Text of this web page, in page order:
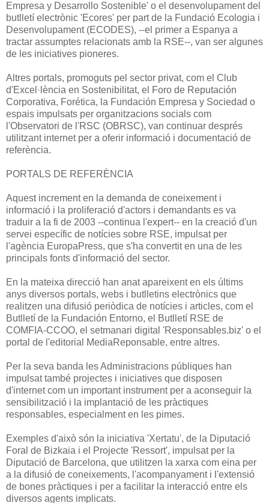
Empresa y Desarrollo Sostenible' o el desenvolupament del
butlletí electrònic 'Ecores' per part de la Fundació Ecologia i
Desenvolupament (ECODES), --el primer a Espanya a
tractar assumptes relacionats amb la RSE--, van ser algunes
de les iniciatives pioneres.
Altres portals, promoguts pel sector privat, com el Club
d'Excel·lència en Sostenibilitat, el Foro de Reputación
Corporativa, Forética, la Fundación Empresa y Sociedad o
espais impulsats per organitzacions socials com
l'Observatori de l'RSC (OBRSC), van continuar després
utilitzant internet per a oferir informació i documentació de
referència.
PORTALS DE REFERÈNCIA
Aquest increment en la demanda de coneixement i
informació i la proliferació d'actors i demandants es va
traduir a la fi de 2003 --continua l'expert-- en la creació d'un
servei específic de notícies sobre RSE, impulsat per
l'agència EuropaPress, que s'ha convertit en una de les
principals fonts d'informació del sector.
En la mateixa direcció han anat apareixent en els últims
anys diversos portals, webs i butlletins electrònics que
realitzen una difusió periòdica de notícies i articles, com el
Butlletí de la Fundación Entorno, el Butlletí RSE de
COMFIA-CCOO, el setmanari digital 'Responsables.biz' o el
portal de l'editorial MediaReponsable, entre altres.
Per la seva banda les Administracions públiques han
impulsat també projectes i iniciatives que disposen
d'internet com un important instrument per a aconseguir la
sensibilització i la implantació de les pràctiques
responsables, especialment en les pimes.
Exemples d'això són la iniciativa 'Xertatu', de la Diputació
Foral de Bizkaia i el Projecte 'Ressort', impulsat per la
Diputació de Barcelona, que utilitzen la xarxa com eina per
a la difusió de coneixements, l'acompanyament i l'extensió
de bones pràctiques i per a facilitar la interacció entre els
diversos agents implicats.